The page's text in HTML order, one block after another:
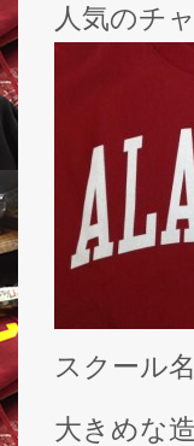
人気のチ
スクール
大きめな